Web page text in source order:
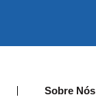
Sobre Nós